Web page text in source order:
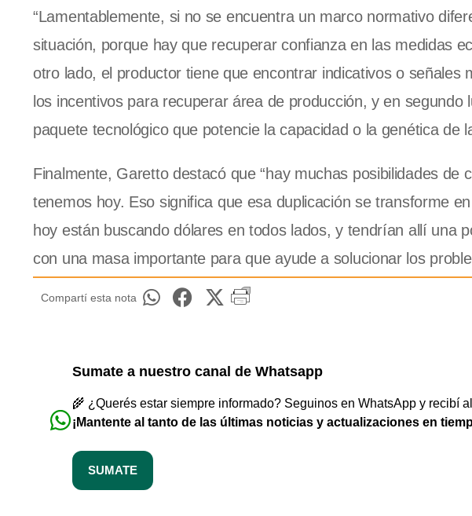
“Lamentablemente, si no se encuentra un marco normativo
situación, porque hay que recuperar confianza en las medidas
otro lado, el productor tiene que encontrar indicativos o
los incentivos para recuperar área de producción, y en
paquete tecnológico que potencie la capacidad o la genética de
Finalmente, Garetto destacó que “hay muchas posibilidades de
tenemos hoy. Eso significa que esa duplicación se transforme
hoy están buscando dólares en todos lados, y tendrían allí una
con una masa importante para que ayude a solucionar los
Compartí esta nota
Sumate a nuestro canal de Whatsapp
🌾 ¿Querés estar siempre informado? Seguinos en WhatsApp y recibí
¡Mantente al tanto de las últimas noticias y actualizaciones en
SUMATE